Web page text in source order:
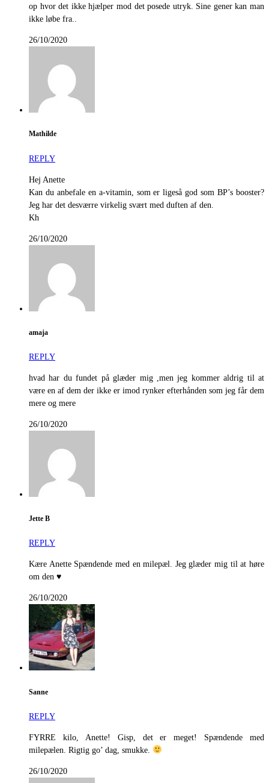
op hvor det ikke hjælper mod det posede utryk. Sine gener kan man
ikke løbe fra..
26/10/2020
Mathilde
REPLY
Hej Anette
Kan du anbefale en a-vitamin, som er ligeså god som BP’s booster?
Jeg har det desværre virkelig svært med duften af den.
Kh
26/10/2020
amaja
REPLY
hvad har du fundet på glæder mig ,men jeg kommer aldrig til at
være en af dem der ikke er imod rynker efterhånden som jeg får dem
mere og mere
26/10/2020
Jette B
REPLY
Kære Anette Spændende med en milepæl. Jeg glæder mig til at høre
om den ♥️
26/10/2020
Sanne
REPLY
FYRRE kilo, Anette! Gisp, det er meget! Spændende med
milepælen. Rigtig go’ dag, smukke.
26/10/2020